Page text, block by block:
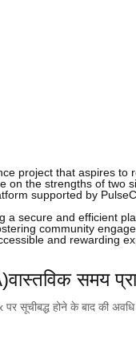
project that aspires
on the strengths of two
supported by
a secure and efficient
community
and rewarding
समय
सूचीबद्ध होने के बाद की